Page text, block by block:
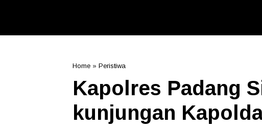
Home » Peristiwa
Kapolres Padang
kunjungan